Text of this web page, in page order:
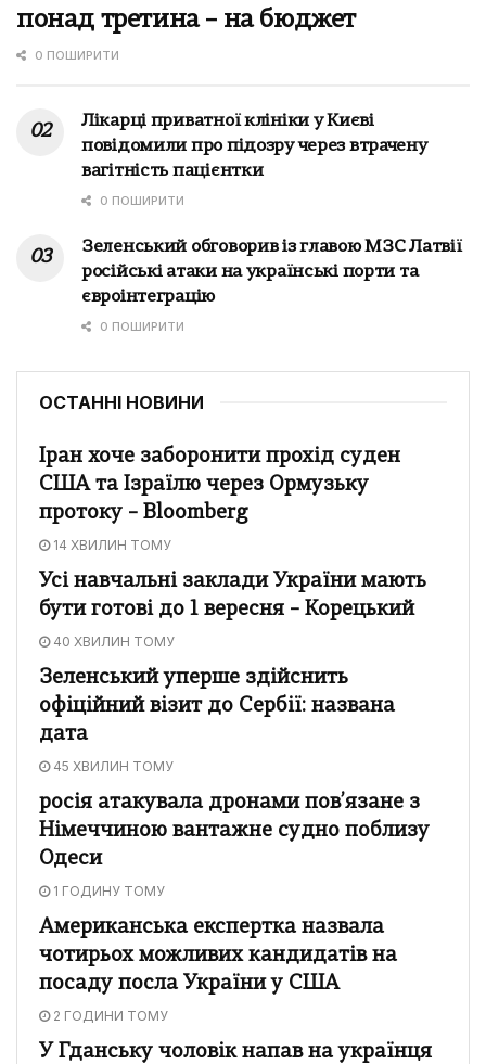
понад третина – на бюджет
0 ПОШИРИТИ
Лікарці приватної клініки у Києві
повідомили про підозру через втрачену
вагітність пацієнтки
0 ПОШИРИТИ
Зеленський обговорив із главою МЗС Латвії
російські атаки на українські порти та
євроінтеграцію
0 ПОШИРИТИ
ОСТАННІ НОВИНИ
Іран хоче заборонити прохід суден
США та Ізраїлю через Ормузьку
протоку – Bloomberg
14 ХВИЛИН ТОМУ
Усі навчальні заклади України мають
бути готові до 1 вересня – Корецький
40 ХВИЛИН ТОМУ
Зеленський уперше здійснить
офіційний візит до Сербії: названа
дата
45 ХВИЛИН ТОМУ
росія атакувала дронами пов’язане з
Німеччиною вантажне судно поблизу
Одеси
1 ГОДИНУ ТОМУ
Американська експертка назвала
чотирьох можливих кандидатів на
посаду посла України у США
2 ГОДИНИ ТОМУ
У Гданську чоловік напав на українця